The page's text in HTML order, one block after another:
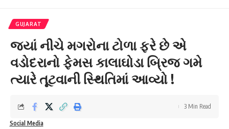
GUJARAT
જ્યાં નીચે મગરોના ટોળા ફરે છે એ
વડોદરાનો ફેમસ કાલાઘોડા બ્રિજ ગમે
ત્યારે તૂટવાની સ્થિતિમાં આવ્યો !
Social Media
3 Min Read